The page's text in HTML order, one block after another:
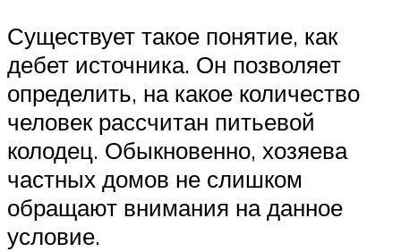
Существует такое понятие, как
дебет источника. Он позволяет
определить, на какое количество
человек рассчитан питьевой
колодец. Обыкновенно, хозяева
частных домов не слишком
обращают внимания на данное
условие.